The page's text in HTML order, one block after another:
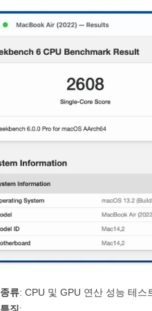
종류: CPU 및 GPU 연산 성능 테스